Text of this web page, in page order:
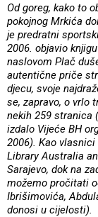
Od goreg, kako to
pokojnog Mrkića
je predratni
2006. objavio
naslovom Plač
autentične priče
djecu, svoje
se, zapravo, o vrlo
nekih 259 stranica
izdalo Vijeće BH
2006). Kao
Library Australia
Sarajevo, dok na
možemo pročitati
Ibrišimovića,
donosi u cijelosti).